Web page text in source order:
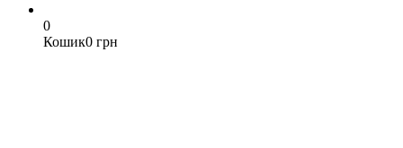
0
Кошик0 грн